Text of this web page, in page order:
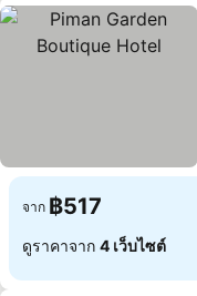
จาก ฿517
ดูราคาจาก 4 เว็บไซต์